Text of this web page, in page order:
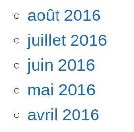
août 2016
juillet 2016
juin 2016
mai 2016
avril 2016